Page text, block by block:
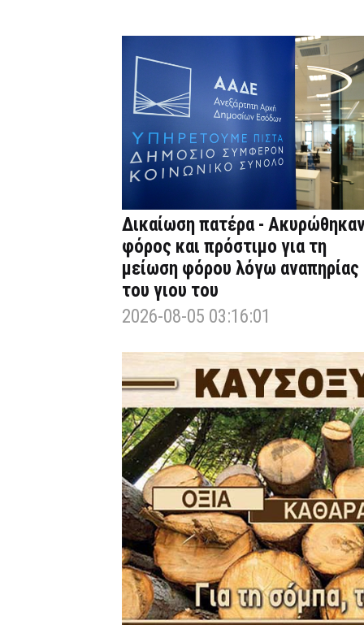
Δικαίωση πατέρα -
φόρος και πρόστιμο για τη
μείωση φόρου λόγω αναπηρίας
του γιου του
2026-08-05 03:16:01